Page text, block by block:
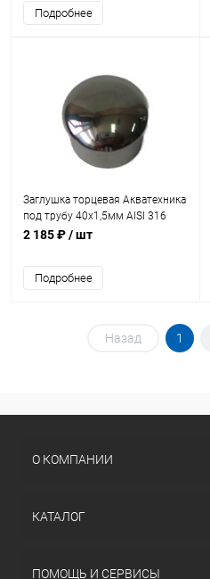
Подробнее
Заглушка торцевая Акватехника
под трубу 40х1,5мм AISI 316
(универсал) (AT11.10M)
2 185 ₽/ шт
Подробнее
Назад 1
О КОМПАНИИ
КАТАЛОГ
ПОМОЩЬ И СЕРВИСЫ